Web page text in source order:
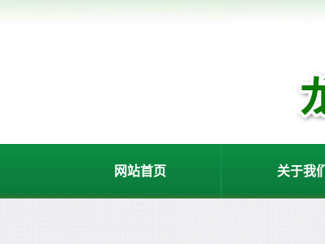
网站首页 关于我们